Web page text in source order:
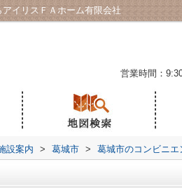
イリスＦＡホーム有限会社
営業時間：
設案内 > 葛城市 > 葛城市のコンビニエ